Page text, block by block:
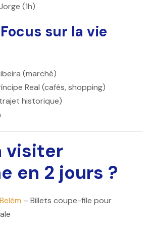
(1h)
sur la vie
(marché)
Real (cafés, shopping)
historique)
visiter
en 2 jours ?
– Billets coupe-file pour